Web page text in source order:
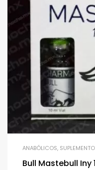
ANABÓLICOS,
Bull Mastebull Iny